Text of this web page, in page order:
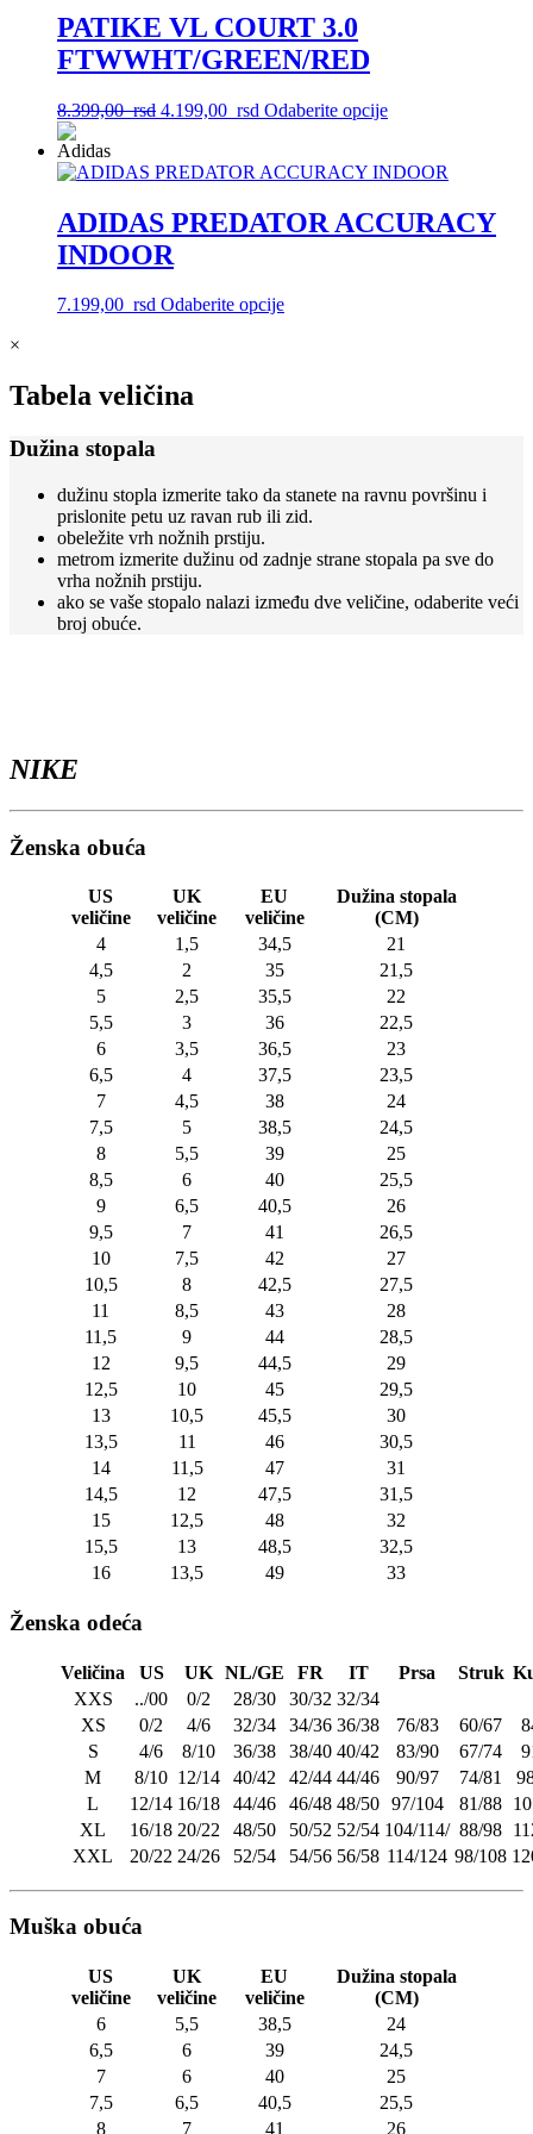
rsd.
na
PATIKE VL COURT 3.0
FTWWHT/GREEN/RED
8.399,00rsd Originalna
bila:
rsd.
4.199,00 rsd Trenutna
4.199,00
Odaberite opcijeOvaj
više
Opcije
mogu
ADIDAS PREDATOR ACCURACY
INDOOR
7.199,00 rsd Odaberite opcijeOvaj
na
stranici
×
Tabela veličina
Dužina stopala
dužinu stopla izmerite tako da stanete na ravnu površinu i
prislonite petu uz ravan rub ili zid.
obeležite vrh nožnih prstiju.
metrom izmerite dužinu od zadnje strane stopala pa sve do
vrha nožnih prstiju.
ako se vaše stopalo nalazi između dve veličine, odaberite veći
broj obuće.
NIKE
Ženska obuća
US
veličine
UK
veličine
EU
veličine
Dužina stopala
(CM)
4
1,5 34,5
21
4,5
2 35
21,5
5
2,5 35,5
22
5,5
3 36
22,5
6
3,5 36,5
23
6,5
4 37,5
23,5
7
4,5 38
24
7,5
5 38,5
24,5
8
5,5 39
25
8,5
6 40
25,5
9
6,5 40,5
26
9,5
7 41
26,5
10
7,5 42
27
10,5
8 42,5
27,5
11
8,5 43
28
11,5
9 44
28,5
12
9,5 44,5
29
12,5
10 45
29,5
13
10,5 45,5
30
13,5
11 46
30,5
14
11,5 47
31
14,5
12 47,5
31,5
15
12,5 48
32
15,5
13 48,5
32,5
16
13,5 49 33
Ženska odeća
Veličina US UK NL/GE FR IT Prsa Struk
XXS
../00 0/2 28/30 30/32 32/34
XS
0/2 4/6 32/34 34/36 36/38 76/83 60/67
S
4/6 8/10 36/38 38/40 40/42 83/90 67/74
M
8/10 12/14 40/42 42/44 44/46 90/97 74/81
L
12/14 16/18 44/46 46/48 48/50 97/104 81/88
XL
16/18 20/22 48/50 50/52 52/54 104/114/ 88/98
XXL
20/22 24/26 52/54 54/56 56/58 114/124 98/108
Muška obuća
US
veličine
UK
veličine
EU
veličine
Dužina stopala
(CM)
6
5,5 38,5
24
6,5
6 39
24,5
7
6 40
25
7,5
6,5 40,5
25,5
8
7 41 26